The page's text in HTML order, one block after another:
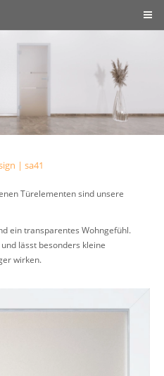
| sa41
Türelementen sind unsere
ein transparentes Wohngefühl.
lässt besonders kleine
wirken.